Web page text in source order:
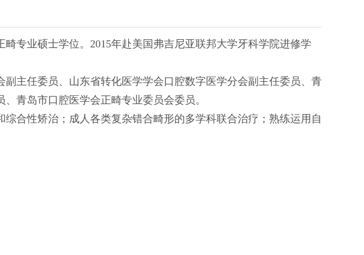
专业硕士学位。 2015年赴美国弗吉尼亚联邦大学牙科学院进修学
主任委员、山东省转化医学学会口腔数字医学分会副主任委员、青
青岛市口腔医学会正畸专业委员会委员。
合性矫治；成人各类复杂错合畸形的多学科联合治疗；熟练运用自